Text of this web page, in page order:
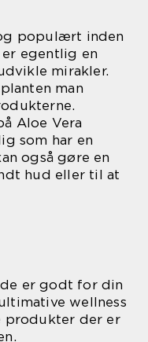
populært inden
egentlig en
mirakler.
man
Aloe Vera
som har en
også gøre en
hud eller til at
er godt for din
wellness
produkter der er